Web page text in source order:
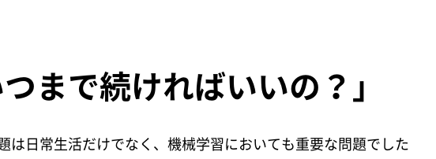
まで続ければいいの？」
は日常生活だけでなく、機械学習においても重要な問題でした